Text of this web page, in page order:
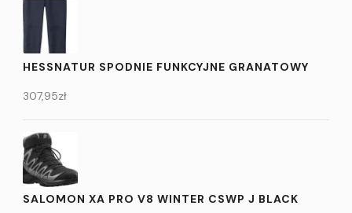
HESSNATUR SPODNIE FUNKCYJNE GRANATOWY
307,95zł
SALOMON XA PRO V8 WINTER CSWP J BLACK